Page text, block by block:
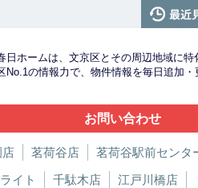
日ホームは、文京区とその周辺地域に特
No.1の情報力で、物件情報を毎日追加・
お問い合わせ
店 茗荷谷店 茗荷谷駅前センタ
イト 千駄木店 江戸川橋店